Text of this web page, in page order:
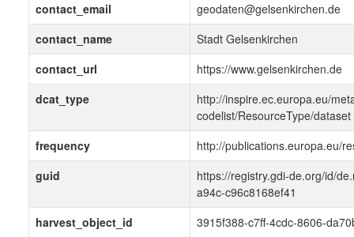
contact_email
geodaten@gelsenkirchen.de
contact_name
Stadt Gelsenkirchen
contact_url
https://www.gelsenkirchen.de
dcat_type
http://inspire.ec.europa.eu/
codelist/ResourceType/dataset
frequency
http://publications.europa.eu/
guid
https://registry.gdi-de.org/id/
a94c-c96c8168ef41
harvest_object_id
3915f388-c7ff-4cdc-8606-